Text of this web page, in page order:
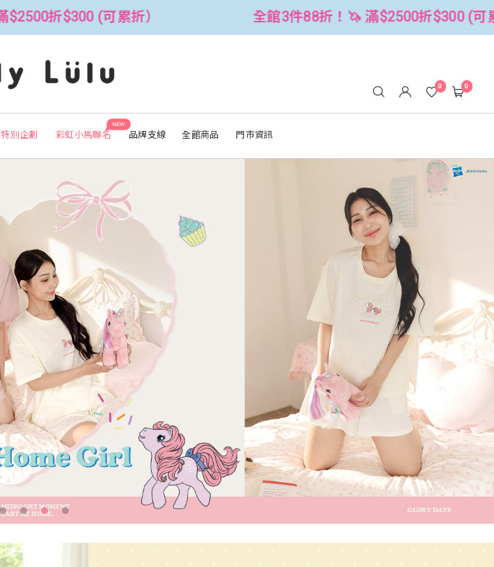
全館3件88折！🦄 滿$2500折$300 (可累折） 全館3件88折！🦄
特別企劃
NEW
彩虹小馬聯名 品牌支線 全館商品 門市資訊
0 0